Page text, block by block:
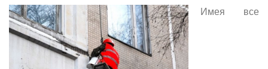
Имея все